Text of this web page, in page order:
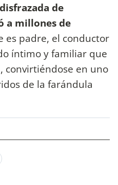
de
a millones de
es padre, el conductor
íntimo y familiar que
convirtiéndose en uno
de la farándula